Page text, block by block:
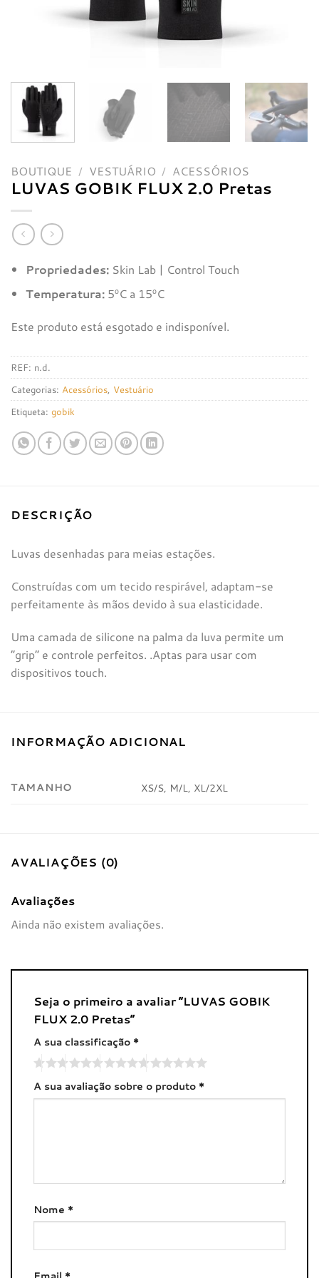
BOUTIQUE / VESTUÁRIO / ACESSÓRIOS
LUVAS GOBIK FLUX 2.0 Pretas
Propriedades:Skin Lab | Control Touch
Temperatura:5ºC a 15ºC
Este produto está esgotado e indisponível.
REF: n.d.
Categorias: Acessórios, Vestuário
Etiqueta: gobik
DESCRIÇÃO
Luvas desenhadas para meias estações.
Construídas com um tecido respirável, adaptam-se
perfeitamente às mãos devido à sua elasticidade.
Uma camada de silicone na palma da luva permite um
“grip” e controle perfeitos. .Aptas para usar com
dispositivos touch.
INFORMAÇÃO ADICIONAL
TAMANHO XS/S, M/L, XL/2XL
AVALIAÇÕES (0)
Avaliações
Ainda não existem avaliações.
Seja o primeiro a avaliar “LUVAS GOBIK
FLUX 2.0 Pretas”
A sua classificação *
A sua avaliação sobre o produto *
Nome *